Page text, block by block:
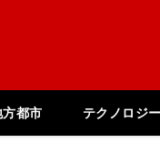
都市 テクノロジ